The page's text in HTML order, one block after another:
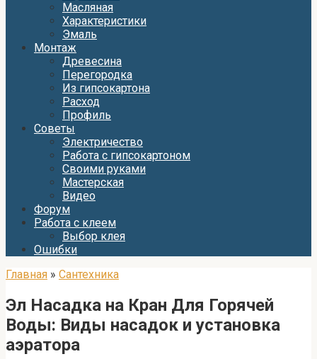
Масляная
Характеристики
Эмаль
Монтаж
Древесина
Перегородка
Из гипсокартона
Расход
Профиль
Советы
Электричество
Работа с гипсокартоном
Своими руками
Мастерская
Видео
Форум
Работа с клеем
Выбор клея
Ошибки
Главная » Сантехника
Эл Насадка на Кран Для Горячей
Воды: Виды насадок и установка
аэратора